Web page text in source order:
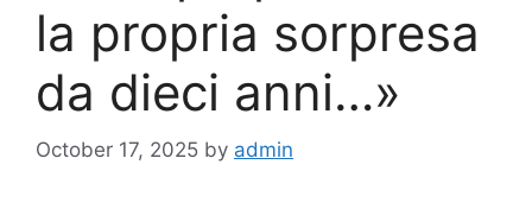
la propria sorpresa
da dieci anni…»
October 17, 2025 by admin